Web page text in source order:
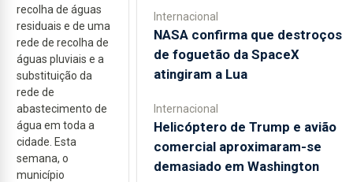
recolha de águas
residuais e de uma
rede de recolha de
águas pluviais e a
substituição da
rede de
abastecimento de
água em toda a
cidade. Esta
semana, o
município
Internacional
NASA confirma que destroços
de foguetão da SpaceX
atingiram a Lua
Internacional
Helicóptero de Trump e avião
comercial aproximaram-se
demasiado em Washington